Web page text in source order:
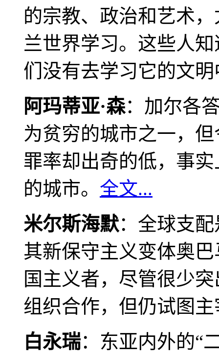
的宗教、政治和艺术
兰世界学习。这些人
们没有去学习它的文
阿玛蒂亚·森：加尔各
为贫穷的城市之一，
罪率却出奇的低，事
的城市。 全文...
米尔斯海默：全球支
其新保守主义变体奥
国主义者，尽管很少
组织合作，但仍试图
白永瑞：东亚内外的“